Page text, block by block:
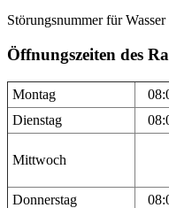
Störungsnummer für
Öffnungszeiten des
Montag
Dienstag
Mittwoch
Donnerstag